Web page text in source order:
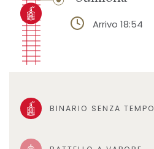
Arrivo 18:54
BINARIO SENZA TEMPO